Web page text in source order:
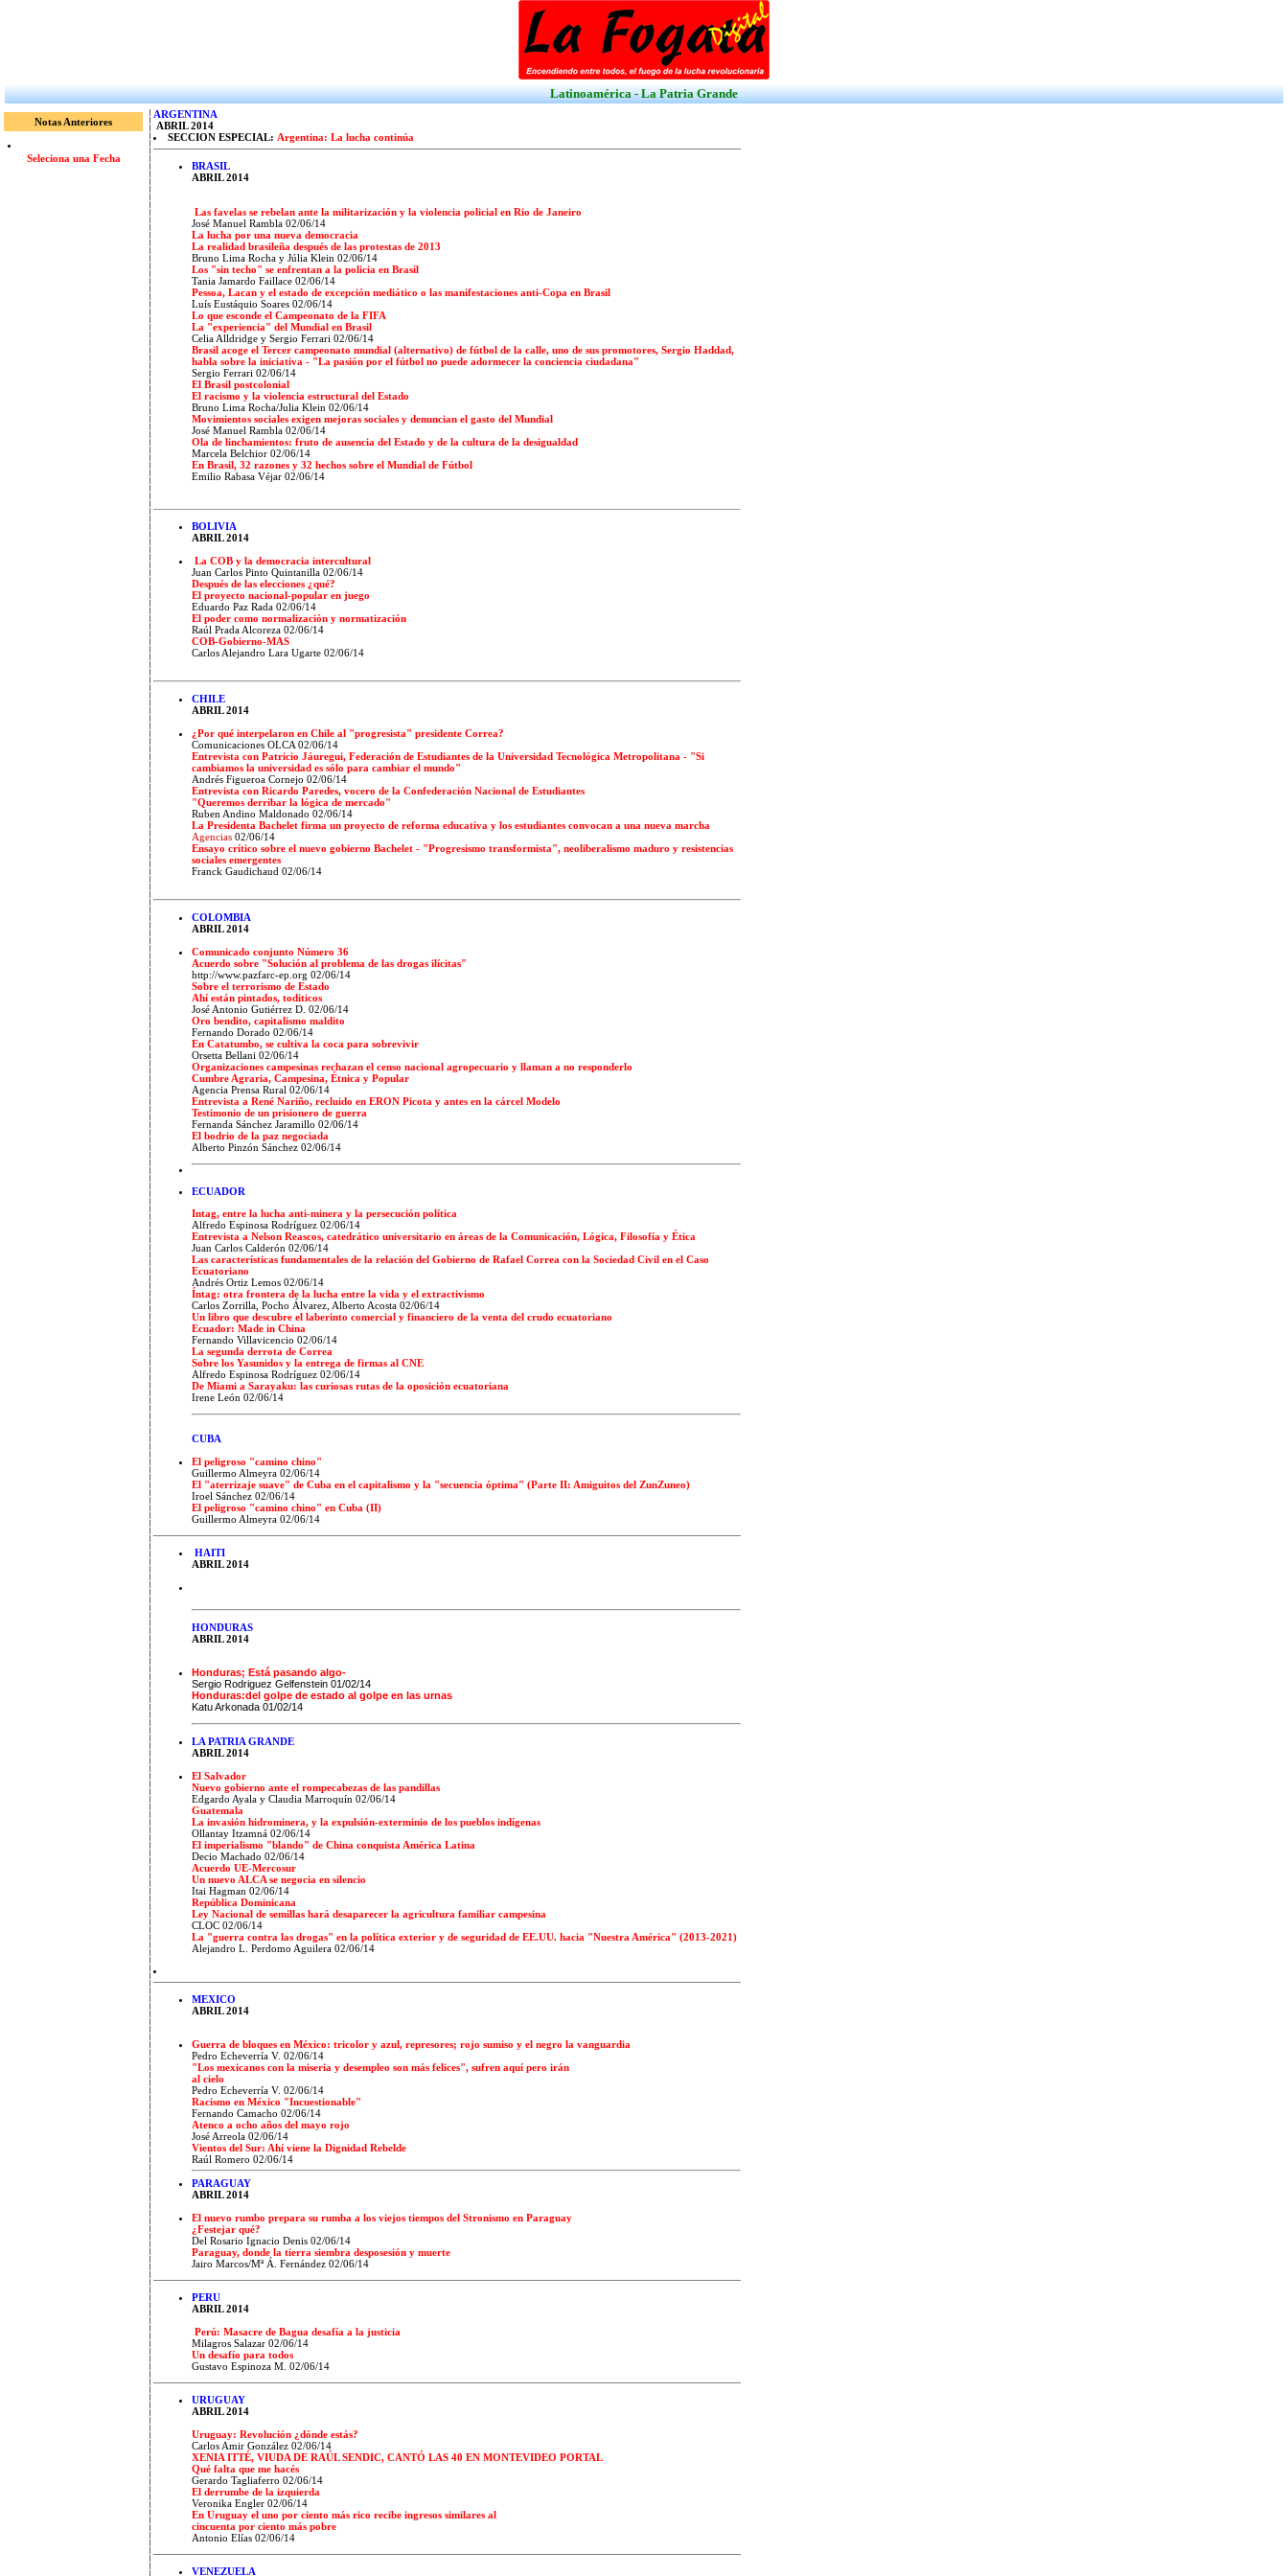
Latinoamérica - La Patria Grande
Notas Anteriores
Seleciona una Fecha
ARGENTINA
ABRIL 2014
SECCION ESPECIAL: Argentina: La lucha continúa
BRASIL
ABRIL 2014
Las favelas se rebelan ante la militarización y la violencia policial en Rio de Janeiro
José Manuel Rambla 02/06/14
La lucha por una nueva democracia
La realidad brasileña después de las protestas de 2013
Bruno Lima Rocha y Júlia Klein 02/06/14
Los "sin techo" se enfrentan a la policia en Brasil
Tania Jamardo Faillace 02/06/14
Pessoa, Lacan y el estado de excepción mediático o las manifestaciones anti-Copa en Brasil
Luís Eustáquio Soares 02/06/14
Lo que esconde el Campeonato de la FIFA
La "experiencia" del Mundial en Brasil
Celia Alldridge y Sergio Ferrari 02/06/14
Brasil acoge el Tercer campeonato mundial (alternativo) de fútbol de la calle, uno de sus promotores, Sergio Haddad,
habla sobre la iniciativa - "La pasión por el fútbol no puede adormecer la conciencia ciudadana"
Sergio Ferrari 02/06/14
El Brasil postcolonial
El racismo y la violencia estructural del Estado
Bruno Lima Rocha/Julia Klein 02/06/14
Movimientos sociales exigen mejoras sociales y denuncian el gasto del Mundial
José Manuel Rambla 02/06/14
Ola de linchamientos: fruto de ausencia del Estado y de la cultura de la desigualdad
Marcela Belchior 02/06/14
En Brasil, 32 razones y 32 hechos sobre el Mundial de Fútbol
Emilio Rabasa Véjar 02/06/14
BOLIVIA
ABRIL 2014
La COB y la democracia intercultural
Juan Carlos Pinto Quintanilla 02/06/14
Después de las elecciones ¿qué?
El proyecto nacional-popular en juego
Eduardo Paz Rada 02/06/14
El poder como normalización y normatización
Raúl Prada Alcoreza 02/06/14
COB-Gobierno-MAS
Carlos Alejandro Lara Ugarte 02/06/14
CHILE
ABRIL 2014
¿Por qué interpelaron en Chile al "progresista" presidente Correa?
Comunicaciones OLCA 02/06/14
Entrevista con Patricio Jáuregui, Federación de Estudiantes de la Universidad Tecnológica Metropolitana - "Si
cambiamos la universidad es sólo para cambiar el mundo"
Andrés Figueroa Cornejo 02/06/14
Entrevista con Ricardo Paredes, vocero de la Confederación Nacional de Estudiantes
"Queremos derribar la lógica de mercado"
Ruben Andino Maldonado 02/06/14
La Presidenta Bachelet firma un proyecto de reforma educativa y los estudiantes convocan a una nueva marcha
Agencias 02/06/14
Ensayo crítico sobre el nuevo gobierno Bachelet - "Progresismo transformista", neoliberalismo maduro y resistencias
sociales emergentes
Franck Gaudichaud 02/06/14
COLOMBIA
ABRIL 2014
Comunicado conjunto Número 36
Acuerdo sobre "Solución al problema de las drogas ilícitas"
http://www.pazfarc-ep.org 02/06/14
Sobre el terrorismo de Estado
Ahí están pintados, toditicos
José Antonio Gutiérrez D. 02/06/14
Oro bendito, capitalismo maldito
Fernando Dorado 02/06/14
En Catatumbo, se cultiva la coca para sobrevivir
Orsetta Bellani 02/06/14
Organizaciones campesinas rechazan el censo nacional agropecuario y llaman a no responderlo
Cumbre Agraria, Campesina, Étnica y Popular
Agencia Prensa Rural 02/06/14
Entrevista a René Nariño, recluido en ERON Picota y antes en la cárcel Modelo
Testimonio de un prisionero de guerra
Fernanda Sánchez Jaramillo 02/06/14
El bodrio de la paz negociada
Alberto Pinzón Sánchez 02/06/14
ECUADOR
Intag, entre la lucha anti-minera y la persecución política
Alfredo Espinosa Rodríguez 02/06/14
Entrevista a Nelson Reascos, catedrático universitario en áreas de la Comunicación, Lógica, Filosofía y Ética
Juan Carlos Calderón 02/06/14
Las características fundamentales de la relación del Gobierno de Rafael Correa con la Sociedad Civil en el Caso
Ecuatoriano
Andrés Ortiz Lemos 02/06/14
Íntag: otra frontera de la lucha entre la vida y el extractivismo
Carlos Zorrilla, Pocho Álvarez, Alberto Acosta 02/06/14
Un libro que descubre el laberinto comercial y financiero de la venta del crudo ecuatoriano
Ecuador: Made in China
Fernando Villavicencio 02/06/14
La segunda derrota de Correa
Sobre los Yasunidos y la entrega de firmas al CNE
Alfredo Espinosa Rodríguez 02/06/14
De Miami a Sarayaku: las curiosas rutas de la oposición ecuatoriana
Irene León 02/06/14
CUBA
El peligroso "camino chino"
Guillermo Almeyra 02/06/14
El "aterrizaje suave" de Cuba en el capitalismo y la "secuencia óptima" (Parte II: Amiguitos del ZunZuneo)
Iroel Sánchez 02/06/14
El peligroso "camino chino" en Cuba (II)
Guillermo Almeyra 02/06/14
HAITI
ABRIL 2014
HONDURAS
ABRIL 2014
Honduras; Está pasando algo-
Sergio Rodriguez Gelfenstein 01/02/14
Honduras:del golpe de estado al golpe en las urnas
Katu Arkonada 01/02/14
LA PATRIA GRANDE
ABRIL 2014
El Salvador
Nuevo gobierno ante el rompecabezas de las pandillas
Edgardo Ayala y Claudia Marroquín 02/06/14
Guatemala
La invasión hidrominera, y la expulsión-exterminio de los pueblos indígenas
Ollantay Itzamná 02/06/14
El imperialismo "blando" de China conquista América Latina
Decio Machado 02/06/14
Acuerdo UE-Mercosur
Un nuevo ALCA se negocia en silencio
Itai Hagman 02/06/14
República Dominicana
Ley Nacional de semillas hará desaparecer la agricultura familiar campesina
CLOC 02/06/14
La "guerra contra las drogas" en la política exterior y de seguridad de EE.UU. hacia "Nuestra América" (2013-2021)
Alejandro L. Perdomo Aguilera 02/06/14
MEXICO
ABRIL 2014
Guerra de bloques en México: tricolor y azul, represores; rojo sumiso y el negro la vanguardia
Pedro Echeverría V. 02/06/14
"Los mexicanos con la miseria y desempleo son más felices", sufren aquí pero irán
al cielo
Pedro Echeverría V. 02/06/14
Racismo en México "Incuestionable"
Fernando Camacho 02/06/14
Atenco a ocho años del mayo rojo
José Arreola 02/06/14
Vientos del Sur: Ahí viene la Dignidad Rebelde
Raúl Romero 02/06/14
PARAGUAY
ABRIL 2014
El nuevo rumbo prepara su rumba a los viejos tiempos del Stronismo en Paraguay
¿Festejar qué?
Del Rosario Ignacio Denis 02/06/14
Paraguay, donde la tierra siembra desposesión y muerte
Jairo Marcos/Mª Á. Fernández 02/06/14
PERU
ABRIL 2014
Perú: Masacre de Bagua desafía a la justicia
Milagros Salazar 02/06/14
Un desafío para todos
Gustavo Espinoza M. 02/06/14
URUGUAY
ABRIL 2014
Uruguay: Revolución ¿dónde estás?
Carlos Amir González 02/06/14
XENIA ITTÉ, VIUDA DE RAÚL SENDIC, CANTÓ LAS 40 EN MONTEVIDEO PORTAL
Qué falta que me hacés
Gerardo Tagliaferro 02/06/14
El derrumbe de la izquierda
Veronika Engler 02/06/14
En Uruguay el uno por ciento más rico recibe ingresos similares al
cincuenta por ciento más pobre
Antonio Elías 02/06/14
VENEZUELA